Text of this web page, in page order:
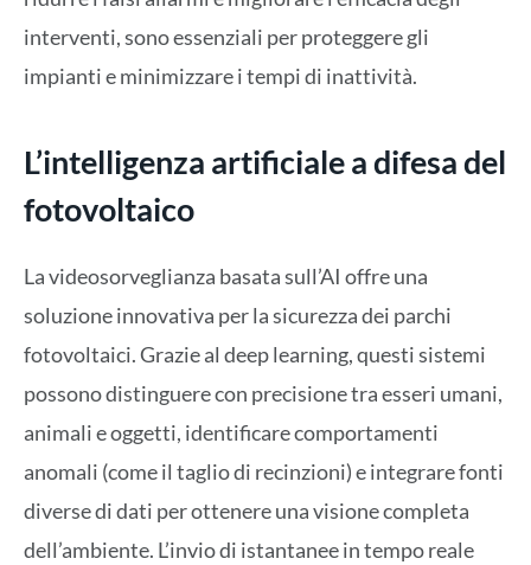
interventi, sono essenziali per proteggere gli
impianti e minimizzare i tempi di inattività.
L’intelligenza artificiale a difesa del
fotovoltaico
La videosorveglianza basata sull’AI offre una
soluzione innovativa per la sicurezza dei parchi
fotovoltaici. Grazie al deep learning, questi sistemi
possono distinguere con precisione tra esseri umani,
animali e oggetti, identificare comportamenti
anomali (come il taglio di recinzioni) e integrare fonti
diverse di dati per ottenere una visione completa
dell’ambiente. L’invio di istantanee in tempo reale